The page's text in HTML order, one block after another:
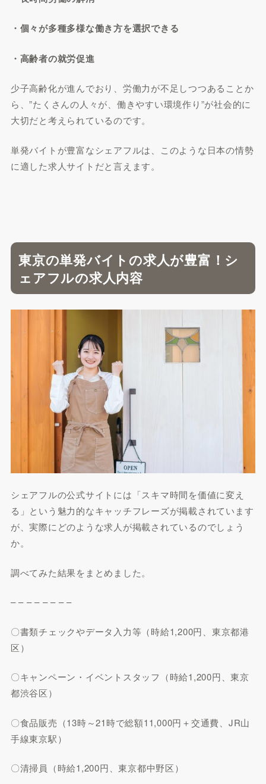
・個々が多種多様な働き方を選択できる
・高齢者の就労促進
少子高齢化が進んでおり、労働力が不足しつつあることか
ら、”たくさんの人々が、働きやすい環境作り”が社会的に
大切だと考えられているのです。
単発バイトが豊富なシェアフルは、このような日本の情勢
に適した求人サイトだと言えます。
東京の単発バイトの求人が豊富！シ
ェアフルの求人内容
シェアフルの公式サイトには「スキマ時間を価値に変え
る」という魅力的なキャッチフレーズが掲載されています
が、実際にどのような求人が掲載されているのでしょう
か。
調べてみた結果をまとめました。
– – – – – – – –
〇書類チェックやデータ入力等（時給1,200円、東京都港
区）
〇キャンペーン・イベントスタッフ（時給1,200円、東京
都渋谷区）
〇食品販売（13時～21時で総額11,000円＋交通費、JR山
手線東京駅）
〇清掃員（時給1,200円、東京都中野区）